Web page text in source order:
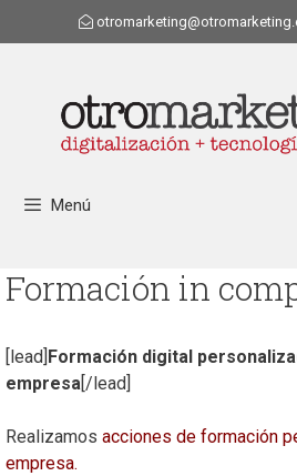
Menú
Formación in
[lead]Formación digital
empresa[/lead]
Realizamos acciones de formación
empresa.